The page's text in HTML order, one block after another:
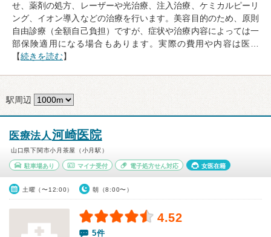
せ、薬剤の処方、レーザーや光治療、注入治療、ケミカルピーリ
ング、イオン導入などの治療を行います。美容目的のため、原則
自由診療（全額自己負担）ですが、症状や治療内容によっては一
部保険適用になる場合もあります。実際の費用や内容は医…
【続きを読む】
駅周辺
医療法人河崎医院
山口県下関市小月茶屋（小月駅）
駐車場あり マイナ受付 電子処方せん対応 女医在籍
土曜（〜12:00） 朝（8:00〜）
4.52
5件